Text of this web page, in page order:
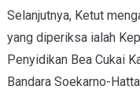
Selanjutnya, Ketut
yang diperiksa ialah
Penyidikan Bea Cukai
Bandara Soekarno-